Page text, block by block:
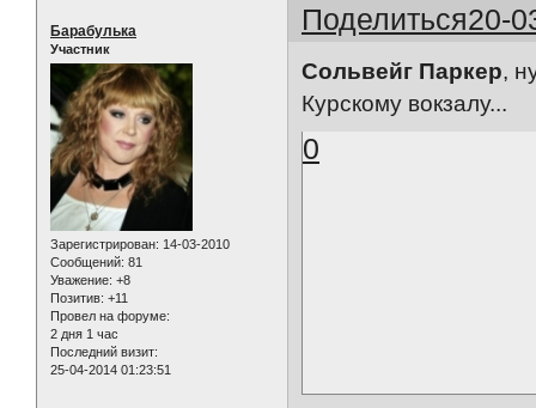
Поделиться20-
Барабулька
Участник
Зарегистрирован: 14-03-2010
Сообщений: 81
Уважение: +8
Позитив: +11
Провел на форуме:
2 дня 1 час
Последний визит:
25-04-2014 01:23:51
Сольвейг Паркер,
Курскому вокзалу...
0